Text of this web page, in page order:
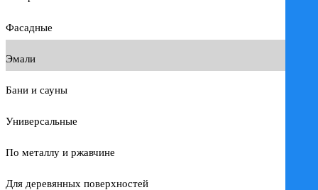
Фасадные
Эмали
Бани и сауны
Универсальные
По металлу и ржавчине
Для деревянных поверхностей